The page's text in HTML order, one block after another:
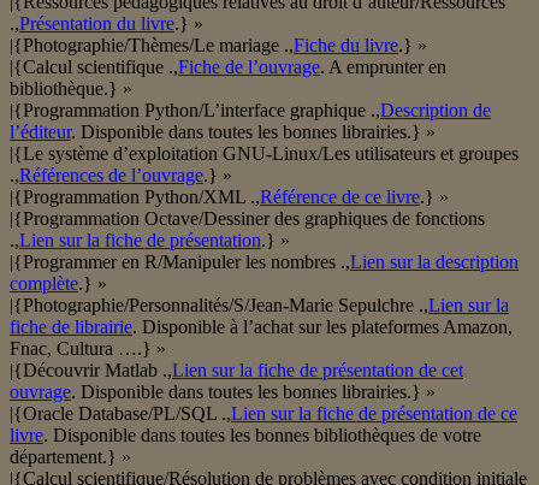
.,Présentation du livre.} »
|{Photographie/Thèmes/Le mariage .,Fiche du livre.} »
|{Calcul scientifique .,Fiche de l’ouvrage. A emprunter en
bibliothèque.} »
|{Programmation Python/L’interface graphique .,Description de
l’éditeur. Disponible dans toutes les bonnes librairies.} »
|{Le système d’exploitation GNU-Linux/Les utilisateurs et groupes
.,Références de l’ouvrage.} »
|{Programmation Python/XML .,Référence de ce livre.} »
|{Programmation Octave/Dessiner des graphiques de fonctions
.,Lien sur la fiche de présentation.} »
|{Programmer en R/Manipuler les nombres .,Lien sur la description
complète.} »
|{Photographie/Personnalités/S/Jean-Marie Sepulchre .,Lien sur la
fiche de librairie. Disponible à l’achat sur les plateformes Amazon,
Fnac, Cultura ….} »
|{Découvrir Matlab .,Lien sur la fiche de présentation de cet
ouvrage. Disponible dans toutes les bonnes librairies.} »
|{Oracle Database/PL/SQL .,Lien sur la fiche de présentation de ce
livre. Disponible dans toutes les bonnes bibliothèques de votre
département.} »
|{Calcul scientifique/Résolution de problèmes avec condition initiale